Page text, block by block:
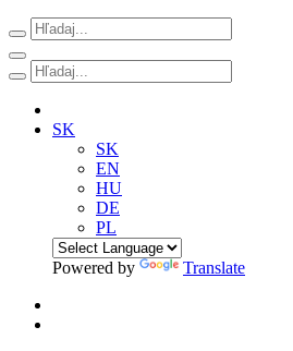
SK
SK
EN
HU
DE
PL
Powered by Translate